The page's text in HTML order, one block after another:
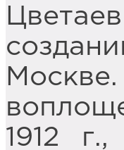
1912